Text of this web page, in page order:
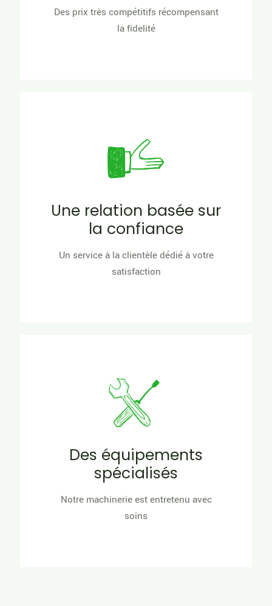
Des prix très compétitifs récompensant
la fidelité
Une relation basée sur
la confiance
Un service à la clientèle dédié à votre
satisfaction
Des équipements
spécialisés
Notre machinerie est entretenu avec
soins